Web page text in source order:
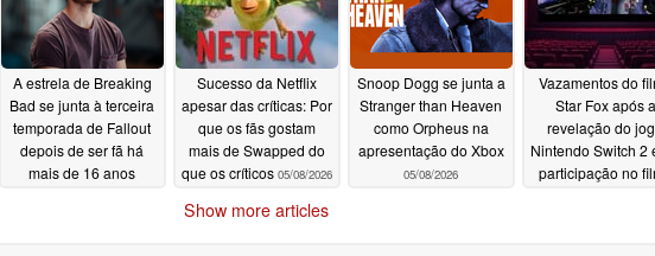
A estrela de Breaking
Bad se junta à terceira
temporada de Fallout
depois de ser fã há
mais de 16 anos
Sucesso da Netflix
apesar das críticas: Por
que os fãs gostam
mais de Swapped do
que os críticos 05/08/2026
Snoop Dogg se junta a
Stranger than Heaven
como Orpheus na
apresentação do Xbox
05/08/2026
Vazamentos do
Star Fox após a
revelação do
Nintendo Switch 2
participação no
Show more articles